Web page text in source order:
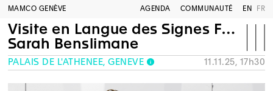
MAMCO GENÈVE AGENDA COMMUNAUTÉ EN FR
Visite en Langue des Signes Française
Sarah Benslimane
PALAIS DE L'ATHÉNÉE, GENÈVE 11.11.25, 17h30